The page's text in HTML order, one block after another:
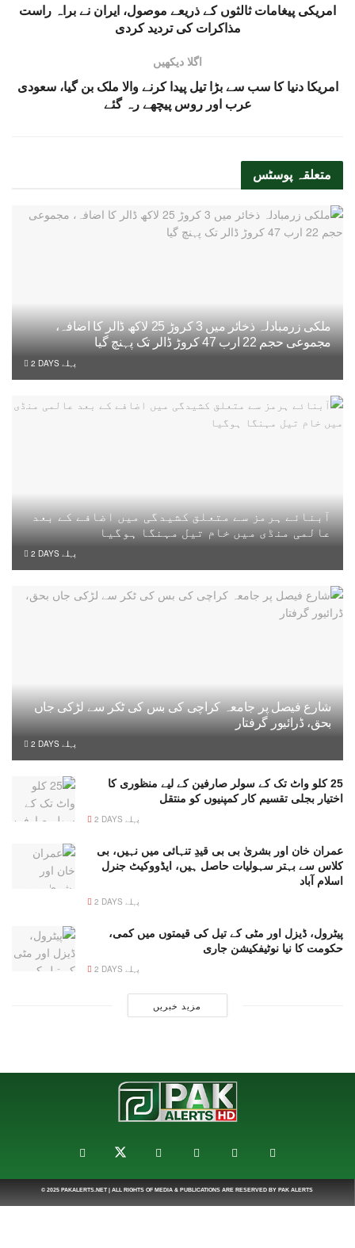
امریکی پیغامات ثالثوں کے ذریعے موصول، ایران نے براہ راست
مذاکرات کی تردید کردی
اگلا دیکھیں
امریکا دنیا کا سب سے بڑا تیل پیدا کرنے والا ملک بن گیا، سعودی
عرب اور روس پیچھے رہ گئے
متعلقہ پوسٹس
ملکی زرمبادلہ ذخائر میں 3 کروڑ 25 لاکھ ڈالر کا اضافہ،
مجموعی حجم 22 ارب 47 کروڑ ڈالر تک پہنچ گیا
2 DAYS پہلے
آبنائے ہرمز سے متعلق کشیدگی میں اضافے کے بعد
عالمی منڈی میں خام تیل مہنگا ہوگیا
2 DAYS پہلے
شارع فیصل پر جامعہ کراچی کی بس کی ٹکر سے لڑکی جاں
بحق، ڈرائیور گرفتار
2 DAYS پہلے
25 کلو واٹ تک کے سولر صارفین کے لیے منظوری کا
اختیار بجلی تقسیم کار کمپنیوں کو منتقل
2 DAYS پہلے
عمران خان اور بشریٰ بی بی قیدِ تنہائی میں نہیں، بی
کلاس سے بہتر سہولیات حاصل ہیں، ایڈووکیٹ جنرل
اسلام آباد
2 DAYS پہلے
پیٹرول، ڈیزل اور مٹی کے تیل کی قیمتوں میں کمی،
حکومت کا نیا نوٹیفکیشن جاری
2 DAYS پہلے
مزید خبریں
© 2025 PAKALERTS.NET| ALL RIGHTS OF MEDIA & PUBLICATIONS ARE RESERVED BY PAK ALERTS